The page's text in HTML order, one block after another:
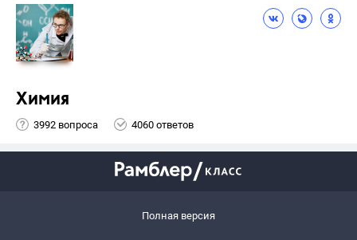
Химия
3992 вопроса 4060 ответов
Полная версия